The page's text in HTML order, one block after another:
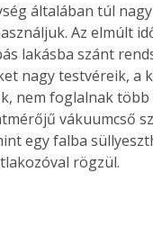
általában túl
Az elmúlt
lakásba szánt
nagy testvéreik, a
nem foglalnak
vákuumcső
egy falba
rögzül.